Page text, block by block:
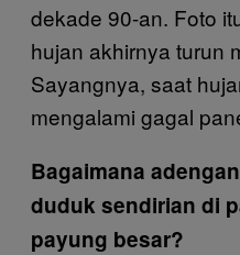
dekade 90-an. Foto
hujan akhirnya turun
Sayangnya, saat
mengalami gagal
Bagaimana
duduk sendirian di
payung besar?